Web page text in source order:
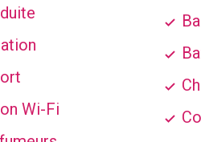
Wi-Fi